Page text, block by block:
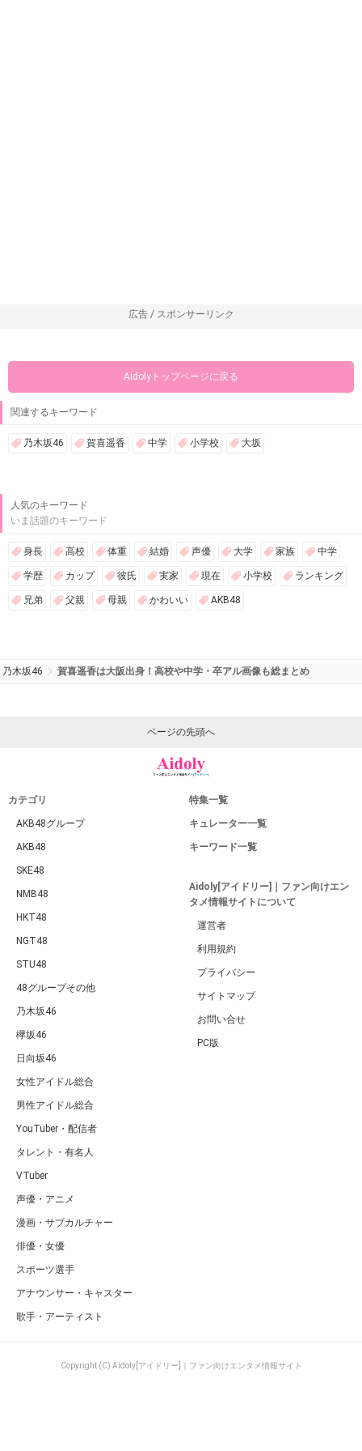
広告 / スポンサーリンク
Aidolyトップページに戻る
関連するキーワード
乃木坂46 賀喜遥香 中学 小学校 大坂
人気のキーワード
いま話題のキーワード
身長 高校 体重 結婚 声優 大学 家族 中学
学歴 カップ 彼氏 実家 現在 小学校 ランキング
兄弟 父親 母親 かわいい AKB48
乃木坂46 賀喜遥香は大阪出身！高校や中学・卒アル画像も総まとめ
ページの先頭へ
カテゴリ
AKB48グループ
AKB48
SKE48
NMB48
HKT48
NGT48
STU48
48グループその他
乃木坂46
欅坂46
日向坂46
女性アイドル総合
男性アイドル総合
YouTuber・配信者
タレント・有名人
VTuber
声優・アニメ
漫画・サブカルチャー
俳優・女優
スポーツ選手
アナウンサー・キャスター
歌手・アーティスト
特集一覧
キュレーター一覧
キーワード一覧
Aidoly[アイドリー]｜ファン向けエン
タメ情報サイトについて
運営者
利用規約
プライバシー
サイトマップ
お問い合せ
PC版
Copyright (C) Aidoly[アイドリー]｜ファン向けエンタメ情報サイト